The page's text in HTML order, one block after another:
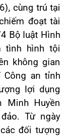
cùng trú tại
đoạt tài
Bộ luật Hình
tình hình tội
không gian
Công an tỉnh
lợi dụng
Huyền
Từ ngày
đối tượng